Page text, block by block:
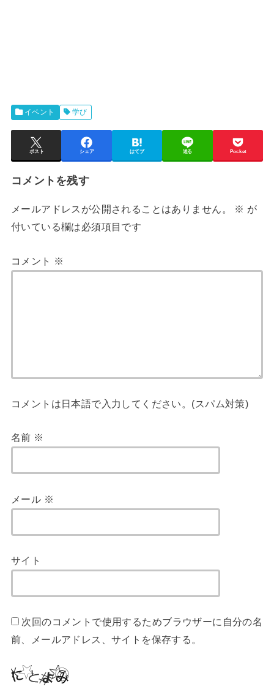
イベント 学び
ポスト シェア はてブ 送る Pocket
コメントを残す
メールアドレスが公開されることはありません。 ※ が
付いている欄は必須項目です
コメント ※
コメントは日本語で入力してください。(スパム対策)
名前 ※
メール ※
サイト
次回のコメントで使用するためブラウザーに自分の名
前、メールアドレス、サイトを保存する。